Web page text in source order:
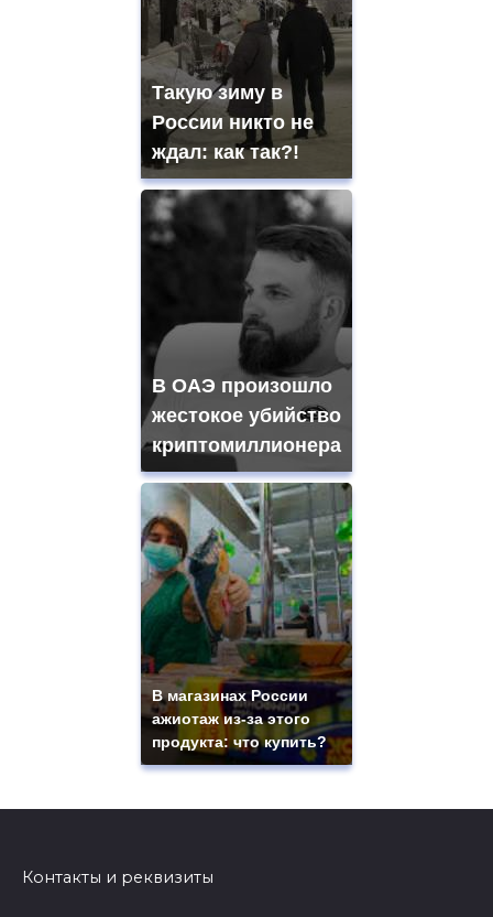
Такую зиму в
России никто не
ждал: как так?!
В ОАЭ произошло
жестокое убийство
криптомиллионера
В магазинах России
ажиотаж из-за этого
продукта: что купить?
Контакты и реквизиты